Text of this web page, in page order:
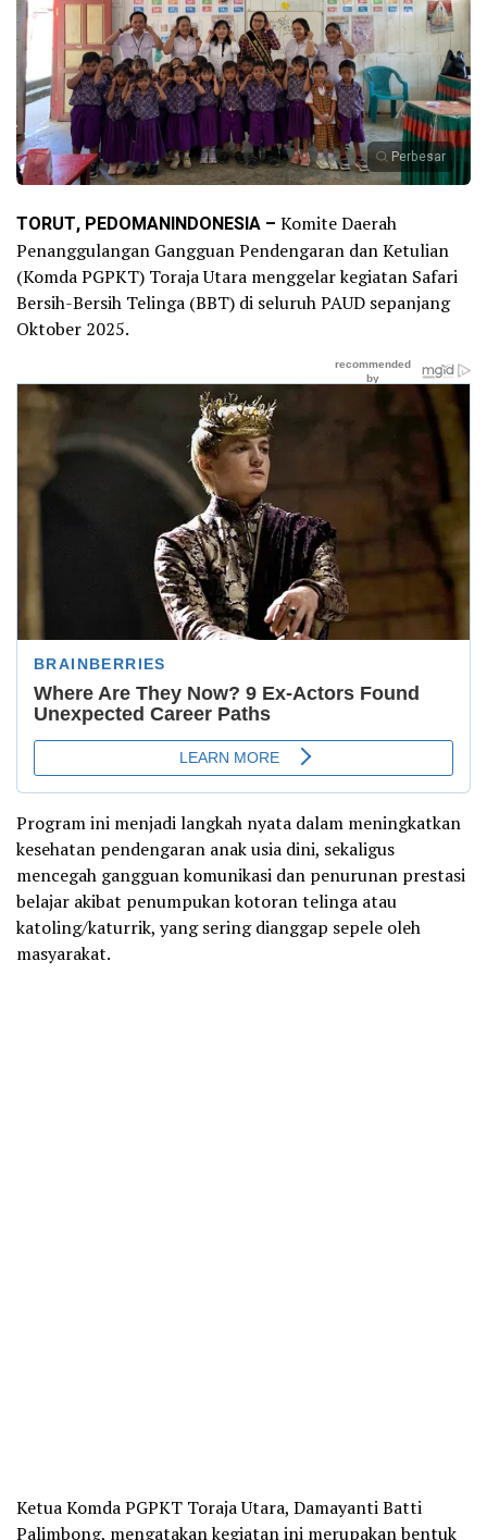
Perbesar
TORUT, PEDOMANINDONESIA – Komite Daerah
Penanggulangan Gangguan Pendengaran dan Ketulian
(Komda PGPKT) Toraja Utara menggelar kegiatan Safari
Bersih-Bersih Telinga (BBT) di seluruh PAUD sepanjang
Oktober 2025.
Program ini menjadi langkah nyata dalam meningkatkan
kesehatan pendengaran anak usia dini, sekaligus
mencegah gangguan komunikasi dan penurunan prestasi
belajar akibat penumpukan kotoran telinga atau
katoling/katurrik, yang sering dianggap sepele oleh
masyarakat.
Ketua Komda PGPKT Toraja Utara, Damayanti Batti
Palimbong, mengatakan kegiatan ini merupakan bentuk